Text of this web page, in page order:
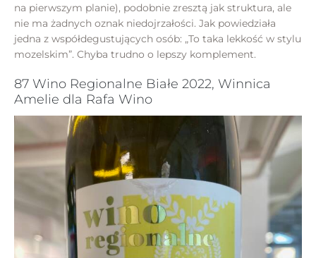
na pierwszym planie), podobnie zresztą jak struktura, ale
nie ma żadnych oznak niedojrzałości. Jak powiedziała
jedna z współdegustujących osób: „To taka lekkość w stylu
mozelskim”. Chyba trudno o lepszy komplement.
87 Wino Regionalne Białe 2022, Winnica
Amelie dla Rafa Wino